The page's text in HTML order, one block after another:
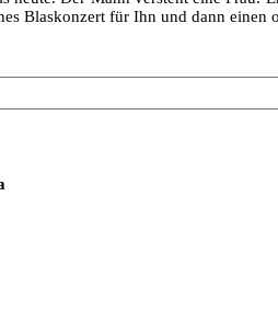
Blaskonzert für Ihn und dann einen